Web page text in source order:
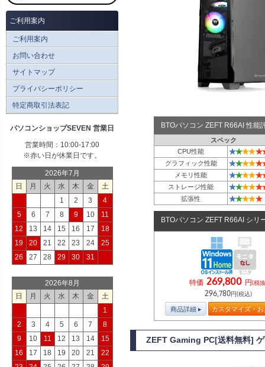
BTOパソコン ZEFT R66AI 性能
スペック
CPU性能
★★★★★
グラフィック性能 ★★★★★
メモリ性能 ★★★★★
ストレージ性能 ★★★★★
拡張性 ★★★★★
BTOパソコン ZEFT R66AI シリ
特価 269,800 円(税
296,780円(税込)
商品詳細 カスタマイズ・
ZEFT Gaming PC[送料無料]
ご利用案内
ご利用案内
お問い合わせ
サイトマップ
プライバシーポリシー
特定商取引法表記
パソコンショップSEVEN 営業日
営業時間：10:00-17:00
※赤い日が休業日です。
2026年7月
日
月 火 水 木 金
土
1
2 3
4
5
6 7 8 9 10
11
12
13 14 15 16 17
18
19
20 21 22 23 24
25
26
27 28 29 30 31
2026年8月
日
月 火 水 木 金
土
1
2
3 4 5 6 7
8
9
10 11 12 13 14
15
16
17 18 19 20 21
22